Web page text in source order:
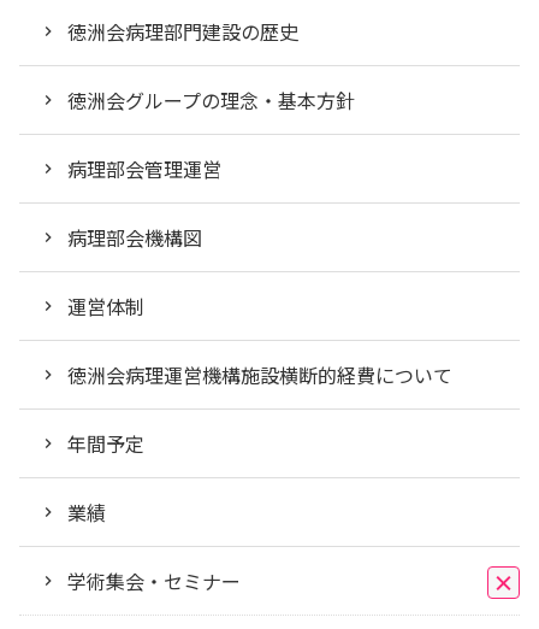
徳洲会病理部門建設の歴史
徳洲会グループの理念・基本方針
病理部会管理運営
病理部会機構図
運営体制
徳洲会病理運営機構施設横断的経費について
年間予定
業績
学術集会・セミナー